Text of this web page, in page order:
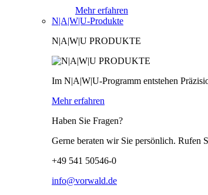
Mehr erfahren
N|A|W|U-Produkte
N|A|W|U PRODUKTE
Im N|A|W|U-Programm entstehen
Mehr erfahren
Haben Sie Fragen?
Gerne beraten wir Sie persönlich. Rufen
+49 541 50546-0
info@vorwald.de